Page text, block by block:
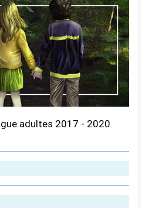
adultes 2017 - 2020